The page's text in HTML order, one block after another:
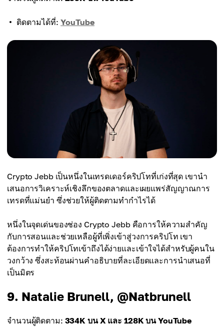
ติดตามได้ที่: YouTube
Crypto Jebb เป็นหนึ่งในเทรดเดอร์คริปโทที่เก่งที่สุด เขานำ
เสนอการวิเคราะห์เชิงลึกของตลาดและเผยแพร่สัญญาณการ
เทรดที่แม่นยำ ซึ่งช่วยให้ผู้ติดตามทำกำไรได้
หนึ่งในจุดเด่นของช่อง Crypto Jebb คือการให้ความสำคัญ
กับการสอนและช่วยเหลือผู้ที่เพิ่งเข้าสู่วงการคริปโท เขา
ต้องการทำให้คริปโทเข้าถึงได้ง่ายและเข้าใจได้สำหรับผู้คนใน
วงกว้าง ซึ่งสะท้อนผ่านคำอธิบายที่ละเอียดและการนำเสนอที่
เป็นมิตร
9. Natalie Brunell, @Natbrunell
จำนวนผู้ติดตาม: 334K บน X และ 128K บน YouTube